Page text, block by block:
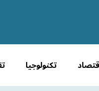
تكنولوجيا